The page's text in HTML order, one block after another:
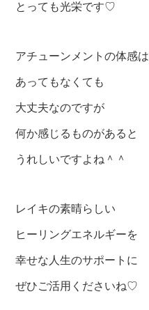
とっても光栄です♡
アチューンメントの体感は
あってもなくても
大丈夫なのですが
何か感じるものがあると
うれしいですよね＾＾
レイキの素晴らしい
ヒーリングエネルギーを
幸せな人生のサポートに
ぜひご活用くださいね♡